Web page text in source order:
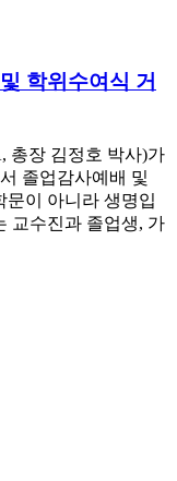
학위수여식 거
총장 김정호 박사)가
졸업감사예배 및
문이 아니라 생명입
교수진과 졸업생, 가